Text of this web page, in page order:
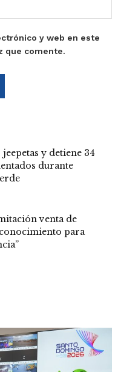
y web en este
que comente.
y detiene 34
durante
venta de
para